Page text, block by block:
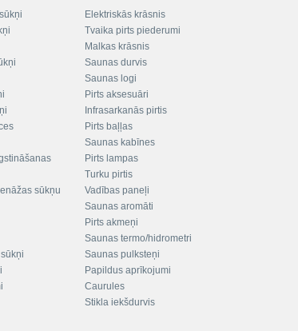
sūkņu
Elektriskās krāsnis
Tvaika pirts piederumi
Malkas krāsnis
Saunas durvis
Saunas logi
Pirts aksesuāri
Infrasarkanās pirtis
Pirts baļļas
Saunas kabīnes
Pirts lampas
Turku pirtis
Vadības paneļi
Saunas aromāti
Pirts akmeņi
Saunas termo/hidrometri
Saunas pulksteņi
Papildus aprīkojumi
Caurules
Stikla iekšdurvis